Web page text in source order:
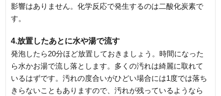
影響はありません。化学反応で発生するのは二酸化炭素で
す。
4.放置したあとに水や湯で流す
発泡したら20分ほど放置しておきましょう。時間になった
ら水かお湯で流し落とします。多くの汚れは綺麗に取れて
いるはずです。汚れの度合いがひどい場合には1度では落ち
きらないこともありますので、汚れが残っているようなら